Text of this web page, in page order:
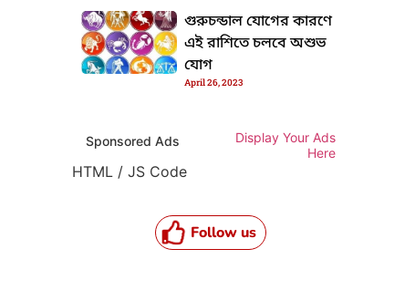
গুরুচন্ডাল যোগের কারণে
এই রাশিতে চলবে অশুভ
যোগ
April 26, 2023
Sponsored Ads
Display Your Ads
Here
HTML / JS Code
Follow us